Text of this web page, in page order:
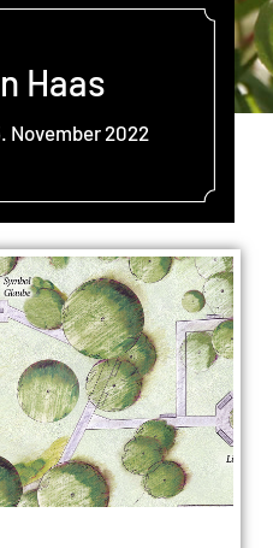
Haas
November 2022